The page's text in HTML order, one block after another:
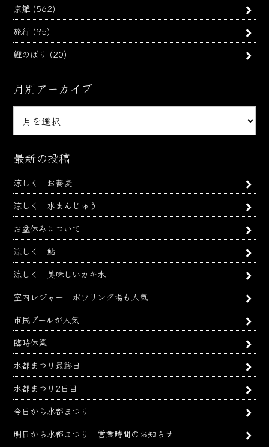
京雛 (562)
旅行 (95)
鯉のぼり (20)
月別アーカイブ
ー
イ
ブ
最新の投稿
涼しく お蕎麦
涼しく 水まんじゅう
お盆休みについて
涼しく 鮎
涼しく 美味しいカキ氷
室内レジャー ボウリング場も人気
市民プールが人気
臨時休業
水都まつり最終日
水都まつり2日目
今日から水都まつり
明日から水都まつり 営業時間のお知らせ